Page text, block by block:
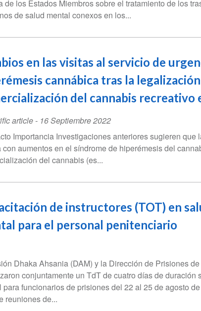
de los Estados Miembros sobre el tratamiento de los
de salud mental conexos en los...
en las visitas al servicio de
cannábica tras la
del cannabis recreativo
article - 16 Septiembre 2022
Importancia Investigaciones anteriores sugieren
con aumentos en el síndrome de hiperémesis del
del cannabis (es...
de instructores (TOT) en
para el personal penitenciario
Dhaka Ahsania (DAM) y la Dirección de Prisiones
conjuntamente un TdT de cuatro días de duración
para funcionarios de prisiones del 22 al 25 de agosto
reuniones de...